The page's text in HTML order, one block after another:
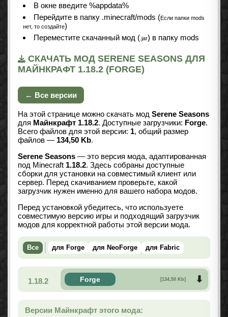
В окне введите %appdata%
Перейдите в папку .minecraft/mods (Если папки mods
нет, то создайте)
Переместите скачанный мод ( .jar) в папку mods
СКАЧАТЬ МОД SERENE SEASONS ДЛЯ
МАЙНКРАФТ 1.18.2 (FORGE)
← Все версии
На этой странице можно скачать мод Serene Seasons
для Майнкрафт 1.18.2. Доступные загрузчики: Forge.
Всего файлов для этой версии: 1, общий размер
файлов — 134,50 Kb.
Serene Seasons — это версия мода, адаптированная
под Minecraft 1.18.2. Здесь собраны доступные
сборки для установки на совместимый клиент или
сервер. Перед скачиванием проверьте, какой
загрузчик нужен именно для вашего набора модов.
Перед установкой убедитесь, что используете
совместимую версию игры и подходящий загрузчик
модов для корректной работы этой версии мода.
Все для Forge для NeoForge для Fabric
1.18.2 Forge [134,50 Kb]
Версии Майнкрафт этого мода: